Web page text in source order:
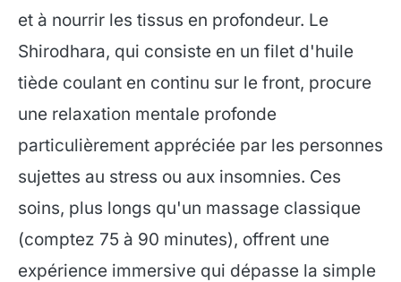
et à nourrir les tissus en profondeur. Le
Shirodhara, qui consiste en un filet d'huile
tiède coulant en continu sur le front, procure
une relaxation mentale profonde
particulièrement appréciée par les personnes
sujettes au stress ou aux insomnies. Ces
soins, plus longs qu'un massage classique
(comptez 75 à 90 minutes), offrent une
expérience immersive qui dépasse la simple